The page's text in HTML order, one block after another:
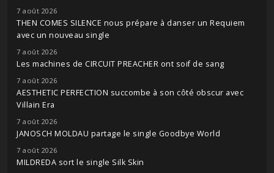
7 août 2026
THEN COMES SILENCE nous prépare à danser un Requiem
avec un nouveau single
7 août 2026
Les machines de CIRCUIT PREACHER ont soif de sang
7 août 2026
AESTHETIC PERFECTION succombe à son côté obscur avec
Villain Era
7 août 2026
JANOSCH MOLDAU partage le single Goodbye World
7 août 2026
MILDREDA sort le single Silk Skin